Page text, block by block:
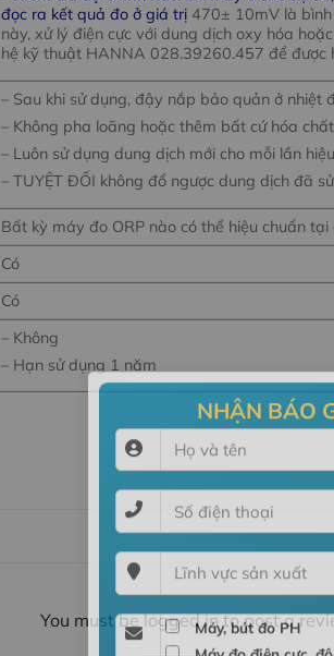
NHẬN BÁO
Máy, bút đo PH
đọc ra kết quả đo ở giá trị 470± 10mV là
này, xử lý điện cực với dung dịch oxy hóa
hệ kỹ thuật HANNA 028.39260.457 để được
– Sau khi sử dụng, đậy nắp bảo quản ở nhiệt
– Không pha loãng hoặc thêm bất cứ hóa
– Luôn sử dụng dung dịch mới cho mỗi lần
– TUYỆT ĐỐI không đổ ngược dung dịch đã
Bất kỳ máy đo ORP nào có thể hiệu chuẩn
Có
Có
– Không
– Hạn sử dụng 1 năm
You must be logged in to post a